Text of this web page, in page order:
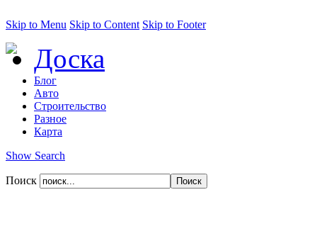
Skip to Menu Skip to Content Skip to Footer
Доска
Блог
Авто
Строительство
Разное
Карта
Show Search
Поиск